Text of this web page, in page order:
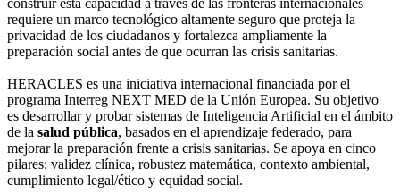
construir esta capacidad a través de las fronteras internacionales
requiere un marco tecnológico altamente seguro que proteja la
privacidad de los ciudadanos y fortalezca ampliamente la
preparación social antes de que ocurran las crisis sanitarias.
HERACLES es una iniciativa internacional financiada por el
programa Interreg NEXT MED de la Unión Europea. Su objetivo
es desarrollar y probar sistemas de Inteligencia Artificial en el ámbito
de la salud pública, basados en el aprendizaje federado, para
mejorar la preparación frente a crisis sanitarias. Se apoya en cinco
pilares: validez clínica, robustez matemática, contexto ambiental,
cumplimiento legal/ético y equidad social.